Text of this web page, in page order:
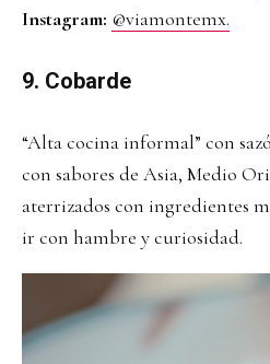
Instagram: @viamontemx.
9. Cobarde
“Alta cocina informal” con
con sabores de Asia, Medio
aterrizados con ingredientes
ir con hambre y curiosidad.